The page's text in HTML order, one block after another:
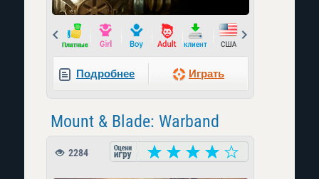
Prev
Подробнее Играть
Mount & Blade: Warband
2284